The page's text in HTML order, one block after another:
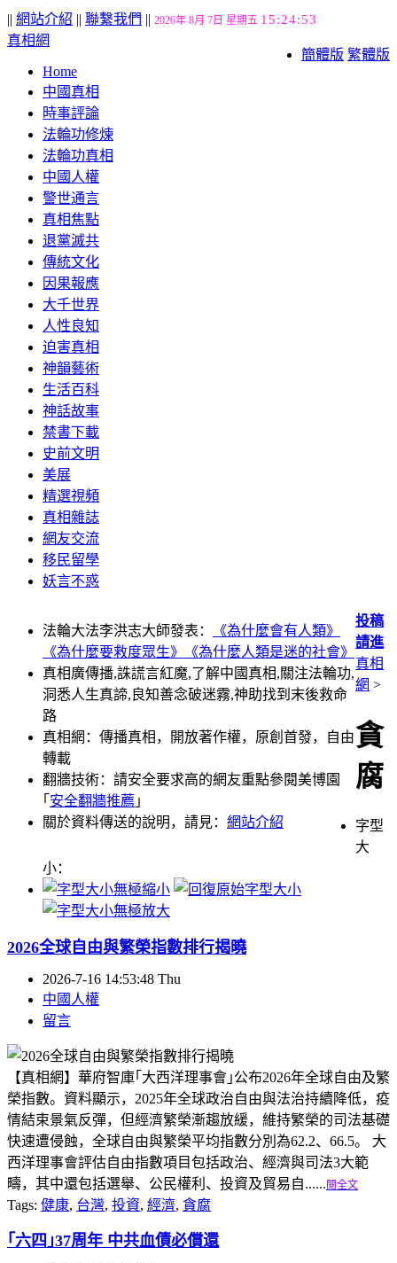
|| 網站介紹 || 聯繫我們 || 2026年 8月 7日 星期五 15:24:53
簡體版 繁體版
真相網
Home
中國真相
時事評論
法輪功修煉
法輪功真相
中國人權
警世通言
真相焦點
退黨滅共
傳統文化
因果報應
大千世界
人性良知
迫害真相
神韻藝術
生活百科
神話故事
禁書下載
史前文明
美展
精選視頻
真相雜誌
網友交流
移民留學
妖言不惑
法輪大法李洪志大師發表：
《為什麼會有人類》
《為什麼要救度眾生》
《為什麼人類是迷的社會》
真相廣傳播,誅謊言紅魔,了解中國真相,關注法輪功,
洞悉人生真諦,良知善念破迷霧,神助找到末後救命
路
真相網：傳播真相，開放著作權，原創首發，自由
轉載
翻牆技術：請安全要求高的網友重點參閱美博園
｢ 安全翻牆推薦 ｣
關於資料傳送的說明，請見： 網站介紹
投稿
請進
真相
網 >
貪
腐
字型
大
小：
2026全球自由與繁榮指數排行揭曉
2026-7-16 14:53:48 Thu
中國人權
留言
【真相網】華府智庫｢大西洋理事會｣公布2026年全球自由及繁
榮指數。資料顯示，2025年全球政治自由與法治持續降低，疫
情結束景氣反彈，但經濟繁榮漸趨放緩，維持繁榮的司法基礎
快速遭侵蝕，全球自由與繁榮平均指數分別為62.2、66.5。 大
西洋理事會評估自由指數項目包括政治、經濟與司法3大範
疇，其中還包括選舉、公民權利、投資及貿易自...... 閱全文
Tags: 健康, 台灣, 投資, 經濟, 貪腐
｢六四｣37周年 中共血債必償還